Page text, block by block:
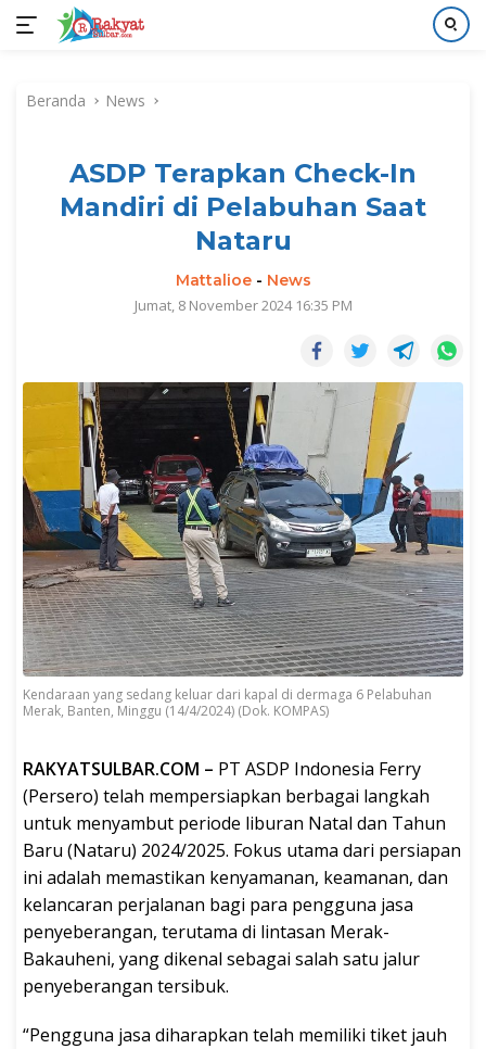
kontenBeranda News
ASDP Terapkan Check-In
Mandiri di Pelabuhan Saat
Nataru
Mattalioe- News
Jumat, 8 November 2024 16:35 PM
Kendaraan yang sedang keluar dari kapal di dermaga 6 Pelabuhan
Merak, Banten, Minggu (14/4/2024) (Dok. KOMPAS)
RAKYATSULBAR.COM – PT ASDP Indonesia Ferry
(Persero) telah mempersiapkan berbagai langkah
untuk menyambut periode liburan Natal dan Tahun
Baru (Nataru) 2024/2025. Fokus utama dari persiapan
ini adalah memastikan kenyamanan, keamanan, dan
kelancaran perjalanan bagi para pengguna jasa
penyeberangan, terutama di lintasan Merak-
Bakauheni, yang dikenal sebagai salah satu jalur
penyeberangan tersibuk.
“Pengguna jasa diharapkan telah memiliki tiket jauh